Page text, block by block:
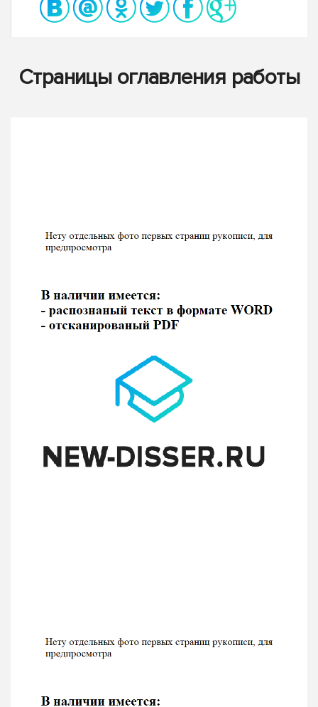
Страницы оглавления работы